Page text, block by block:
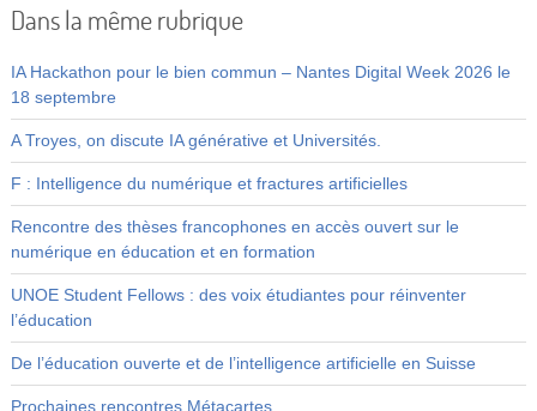
Dans la même rubrique
IA Hackathon pour le bien commun – Nantes Digital Week 2026 le
18 septembre
A Troyes, on discute IA générative et Universités.
F : Intelligence du numérique et fractures artificielles
Rencontre des thèses francophones en accès ouvert sur le
numérique en éducation et en formation
UNOE Student Fellows : des voix étudiantes pour réinventer
l’éducation
De l’éducation ouverte et de l’intelligence artificielle en Suisse
Prochaines rencontres Métacartes